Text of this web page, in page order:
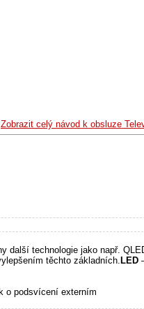
Zobrazit celý návod k obsluze
další technologie jako např.
těchto základních. LED
o podsvícení externím